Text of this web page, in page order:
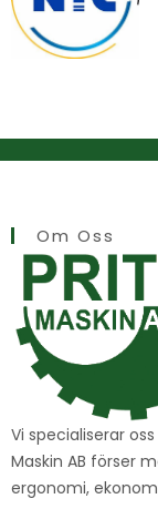
Om Oss
Vi specialiserar
Maskin AB förser
ergonomi,